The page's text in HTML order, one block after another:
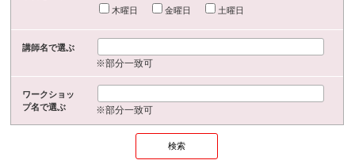
木曜日
金曜日 土曜日
講師名で選ぶ
※部分一致可
ワークショッ
プ名で選ぶ
※部分一致可